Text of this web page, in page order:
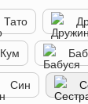
Тато
Кум
Син